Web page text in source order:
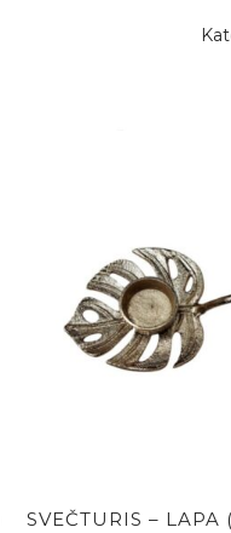
SVEČTURIS – LAPA